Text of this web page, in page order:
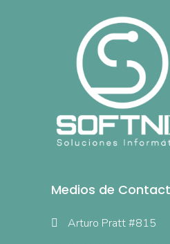
Medios de
Arturo Pratt #815